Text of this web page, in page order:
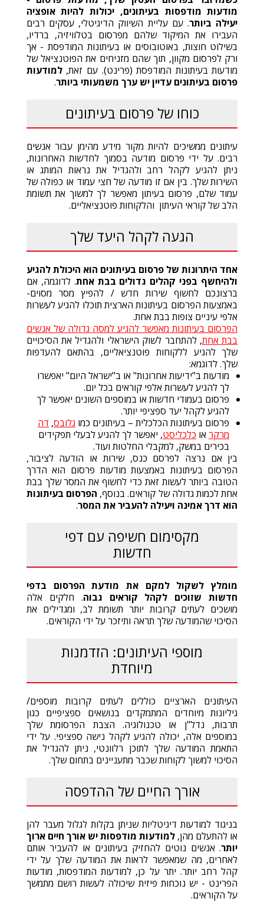
מודעות מודפסות בעיתונים, יכולות להיות אופציה
יעילה ביותר. עם עליית השיווק הדיגיטלי, עסקים רבים
העבירו את המיקוד שלהם מפרסום בטלוויזיה, ברדיו,
בשילוט חוצות, באוטובוסים או בעיתונות המודפסת - אך
ורק לפרסום מקוון, תוך שהם מזניחים את הפוטנציאל של
מודעות בעיתונות המודפסת (פרינט). עם זאת,למודעות
פרסום בעיתונים עדיין יש ערך משמעותי ביותר.
כוחו של פרסום בעיתונים
עיתונים ממשיכים להיות מקור מידע מהימן עבור אנשים
רבים. על ידי פרסום מודעה בסמוך לחדשות האחרונות,
ניתן להגיע לקהל רחב ולהגדיל את נראות המותג או
השירות שלך. בין אם זו מודעה של חצי עמוד או כפולה של
עמוד שלם, פרסום בעיתון מאפשר לך למשוך את תשומת
הלב של קוראי העיתון והלקוחות פוטנציאליים.
הגעה לקהל היעד שלך
אחד היתרונות של פרסום בעיתונים הוא היכולת להגיע
ולהיחשף בפני קהלים גדולים בבת אחת. לדוגמה, אם
ברצונכם לחשוף שירות חדש / להפיץ מסר מסוים-
באמצעות הפרסום בעיתונות הארצית תוכלו להגיע לעשרות
אלפי עיניים צופות בבת אחת.
הפרסום בעיתונות מאפשר להגיע למסה גדולה של אנשים
בבת אחת, להתחבר לשוק הישראלי ולהגדיל את הסיכויים
שלך להגיע ללקוחות פוטנציאליים, בהתאם להעדפות
שלך. לדוגמא:
מודעות ב"ידיעות אחרונות" או ב"ישראל היום" יאפשרו
לך להגיע לעשרות אלפי קוראים בכל יום.
פרסום בעמודי חדשות או במוספים השונים יאפשר לך
להגיע לקהל יעד ספציפי יותר.
פרסום בעיתונות הכלכלית – בעיתונים כמו גלובס, דה
מרקר או כלכליסט, יאפשר לך להגיע לבעלי תפקידים
בכירים במשק, למקבלי החלטות ועוד.
בין אם נרצה לפרסם כנס, שירות או הודעה לציבור,
הפרסום בעיתונות באמצעות מודעות פרסום הוא הדרך
הטובה ביותר לעשות זאת כדי לחשוף את המסר שלך בבת
אחת לכמות גדולה של קוראים. בנוסף, הפרסום בעיתונות
הוא דרך אמינה ויעילה להעביר את המסר.
מקסימום חשיפה עם דפי
חדשות
מומלץ לשקול למקם את מודעת הפרסום בדפי
חדשות שזוכים לקהל קוראים גבוה. חלקים אלה
מושכים לעתים קרובות יותר תשומת לב, ומגדילים את
הסיכוי שהמודעה שלך תראה ותיזכר על ידי הקוראים.
מוספי העיתונים: הזדמנות
מיוחדת
העיתונים הארציים כוללים לעתים קרובות מוספים/
גיליונות מיוחדים המתמקדים בנושאים ספציפיים כגון
תרבות, נדל"ן או טכנולוגיה. הצבת הפרסומת שלך
במוספים אלה, יכולה להגיע לקהל נישה ספציפי. על ידי
התאמת המודעה שלך לתוכן רלוונטי, ניתן להגדיל את
הסיכוי למשוך לקוחות שכבר מתעניינים בתחום שלך.
אורך החיים של ההדפסה
בניגוד למודעות דיגיטליות שניתן בקלות לגלול מעבר להן
או להתעלם מהן, למודעות מודפסות יש אורך חיים ארוך
יותר. אנשים נוטים להחזיק בעיתונים או להעביר אותם
לאחרים, מה שמאפשר לראות את המודעה שלך על ידי
קהל רחב יותר. יתר על כן, למודעות המודפסות, מודעות
הפרינט - יש נוכחות פיזית שיכולה לעשות רושם מתמשך
על הקוראים.